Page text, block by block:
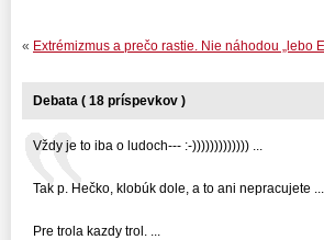
« Extrémizmus a prečo rastie. Nie náhodou „lebo
Debata ( 18 príspevkov )
Vždy je to iba o ludoch--- :-))))))))))))) ...
Tak p. Hečko, klobúk dole, a to ani nepracujete ...
Pre trola kazdy trol. ...